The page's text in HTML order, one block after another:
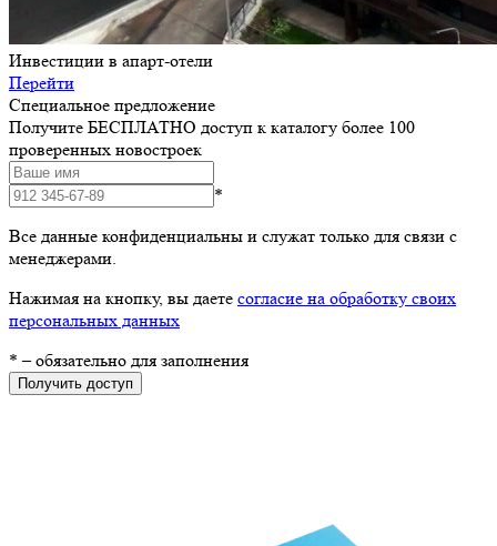
Инвестиции в апарт-отели
Перейти
Специальное предложение
Получите БЕСПЛАТНО доступ к каталогу более 100
проверенных новостроек
*
Все данные конфиденциальны и служат только для связи с
менеджерами.
Нажимая на кнопку, вы даете согласие на обработку своих
персональных данных
* – обязательно для заполнения
Получить доступ